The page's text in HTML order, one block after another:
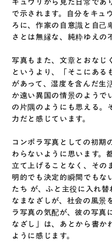
で示されます。自分をキュ
ろに、作家の自意識と自己
さとは無縁な、純粋ゆえの
写真もまた、文章とおなじ
というより、「そこにある
があって、湿度を含んだ生
か遠い異国の情景のようで
の片隅のようにも思える。
力だと感じています。
コンポラ写真としての初期
わらないように思います。
立て上げることなく、その
明的でも決定的瞬間でもな
たち が、ふと主役に入れ
なまなざしが、社会の風景
ラ写真の気配が、彼の写真
なざし」は、あとから書か
ように感じます。